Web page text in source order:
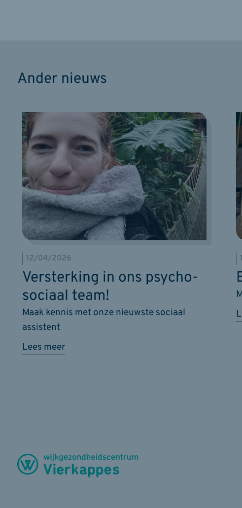
Ander nieuws
Lees meer
Maak kennis met onze nieuwste sociaal
assistent
Versterking in ons psycho-
sociaal team!
12/04/2026